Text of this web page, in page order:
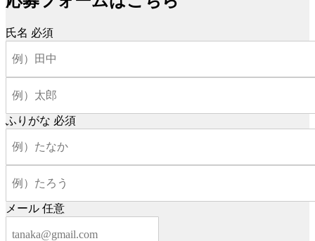
氏名 必須
ふりがな 必須
メール 任意